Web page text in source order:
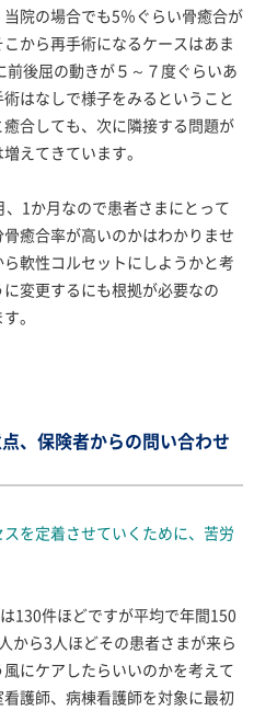
院の場合でも5％ぐらい骨癒合が
から再手術になるケースはあま
前後屈の動きが５～７度ぐらいあ
はなしで様子をみるということ
合しても、次に隣接する問題が
えてきています。
1か月なので患者さまにとって
癒合率が高いのかはわかりませ
軟性コルセットにしようかと考
変更するにも根拠が必要なの
。
、保険者からの問い合わせ
を定着させていくために、苦労
130件ほどですが平均で年間150
から3人ほどその患者さまが来ら
にケアしたらいいのかを考えて
護師、病棟看護師を対象に最初